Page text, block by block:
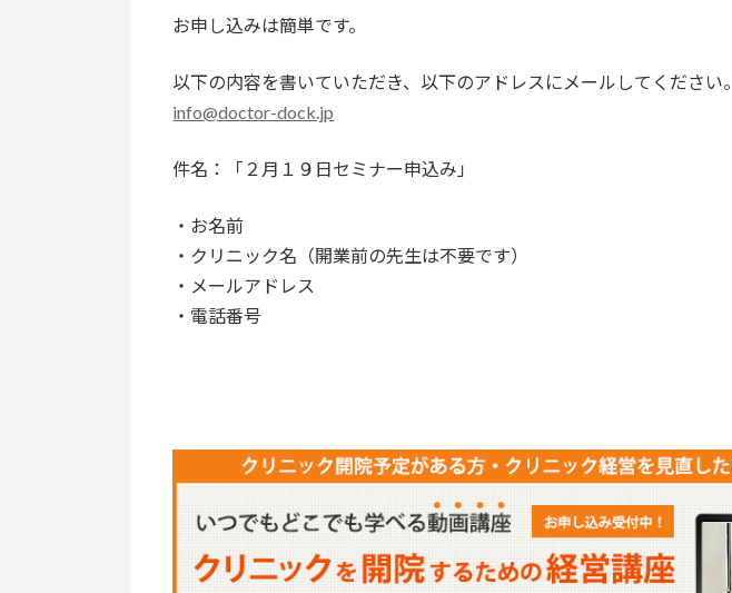
お申し込みは簡単です。
以下の内容を書いていただき、以下のアドレスにメールしてください。
info@doctor-dock.jp
件名：「２月１９日セミナー申込み」
・お名前
・クリニック名（開業前の先生は不要です）
・メールアドレス
・電話番号